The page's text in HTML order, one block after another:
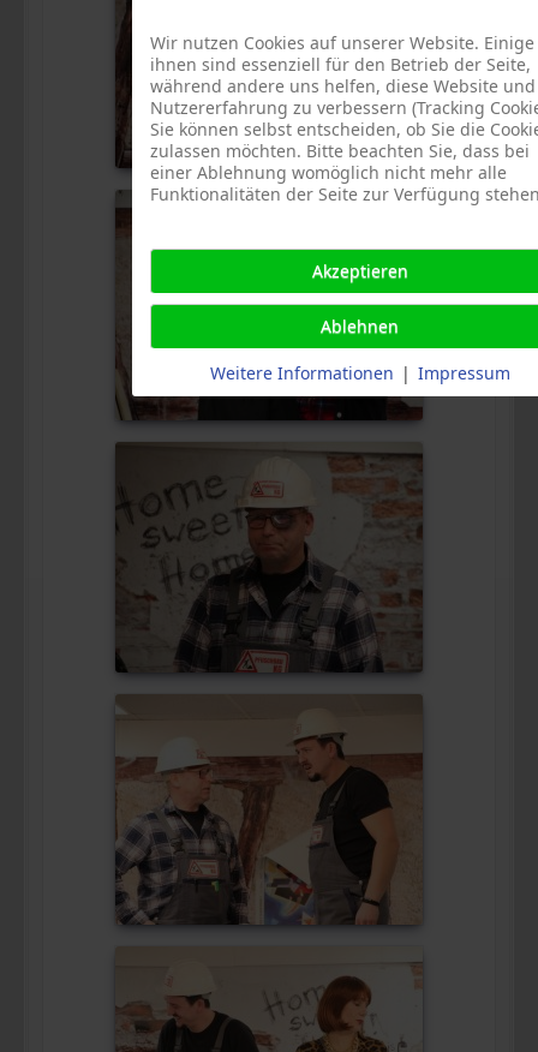
Wir nutzen Cookies auf unserer Website. Einige
ihnen sind essenziell für den Betrieb der Seite,
während andere uns helfen, diese Website
Nutzererfahrung zu verbessern (Tracking
Sie können selbst entscheiden, ob Sie die
zulassen möchten. Bitte beachten Sie, dass bei
einer Ablehnung womöglich nicht mehr alle
Funktionalitäten der Seite zur Verfügung
Akzeptieren
Ablehnen
Weitere Informationen | Impressum